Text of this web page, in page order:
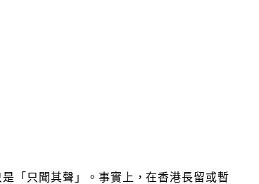
「只聞其聲」。事實上，在香港長留或暫